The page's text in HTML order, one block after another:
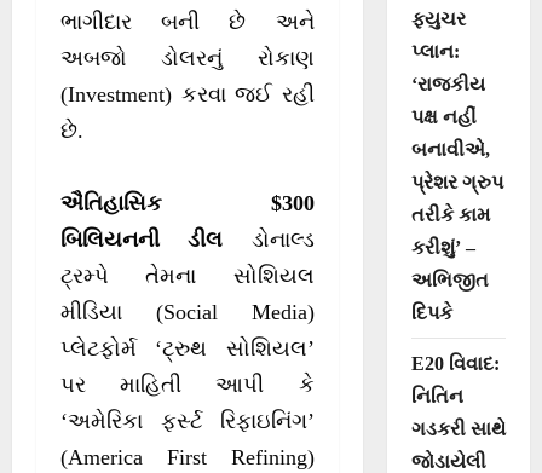
ભાગીદાર બની છે અને
અબજો ડોલરનું રોકાણ
(Investment) કરવા જઈ રહી
છે.
ઐતિહાસિક $300
બિલિયનની ડીલ ડોનાલ્ડ
ટ્રમ્પે તેમના સોશિયલ
મીડિયા (Social Media)
પ્લેટફોર્મ ‘ટ્રુથ સોશિયલ’
પર માહિતી આપી કે
‘અમેરિકા ફર્સ્ટ રિફાઇનિંગ’
(America First Refining)
ફ્યુચર
પ્લાન:
‘રાજકીય
પક્ષ નહીં
બનાવીએ,
પ્રેશર ગ્રુપ
તરીકે કામ
કરીશું’ –
અભિજીત
દિપકે
E20 વિવાદ:
નિતિન
ગડકરી સાથે
જોડાયેલી